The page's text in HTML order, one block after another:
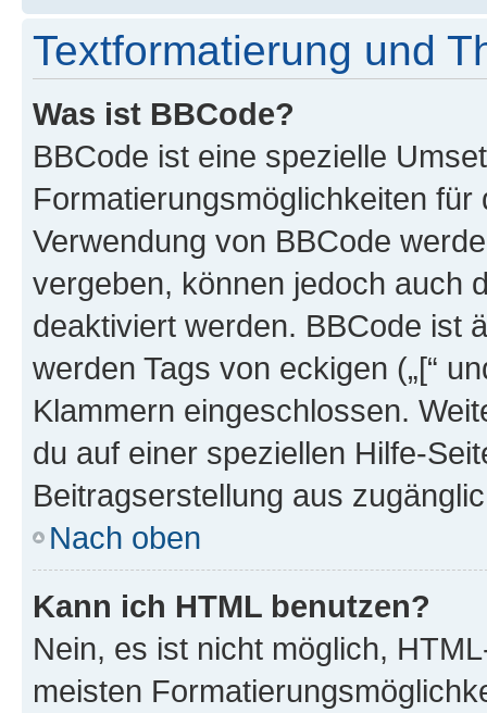
Textformatierung und
Was ist BBCode?
BBCode ist eine spezielle
Formatierungsmöglichkeiten
Verwendung von BBCode
vergeben, können jedoch auch
deaktiviert werden. BBCode ist
werden Tags von eckigen („[“
Klammern eingeschlossen.
du auf einer speziellen Hilfe-
Beitragserstellung aus
Nach oben
Kann ich HTML benutzen?
Nein, es ist nicht möglich,
meisten